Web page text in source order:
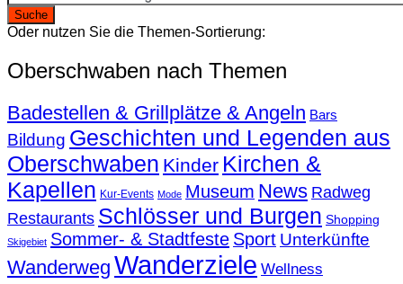
Oder nutzen Sie die Themen-Sortierung:
Oberschwaben nach Themen
Badestellen & Grillplätze & Angeln Bars
Bildung Geschichten und Legenden aus
Oberschwaben Kinder Kirchen &
Kapellen Kur-Events Mode Museum News Radweg
Restaurants Schlösser und Burgen Shopping
Skigebiet Sommer- & Stadtfeste Sport Unterkünfte
Wanderweg Wanderziele Wellness